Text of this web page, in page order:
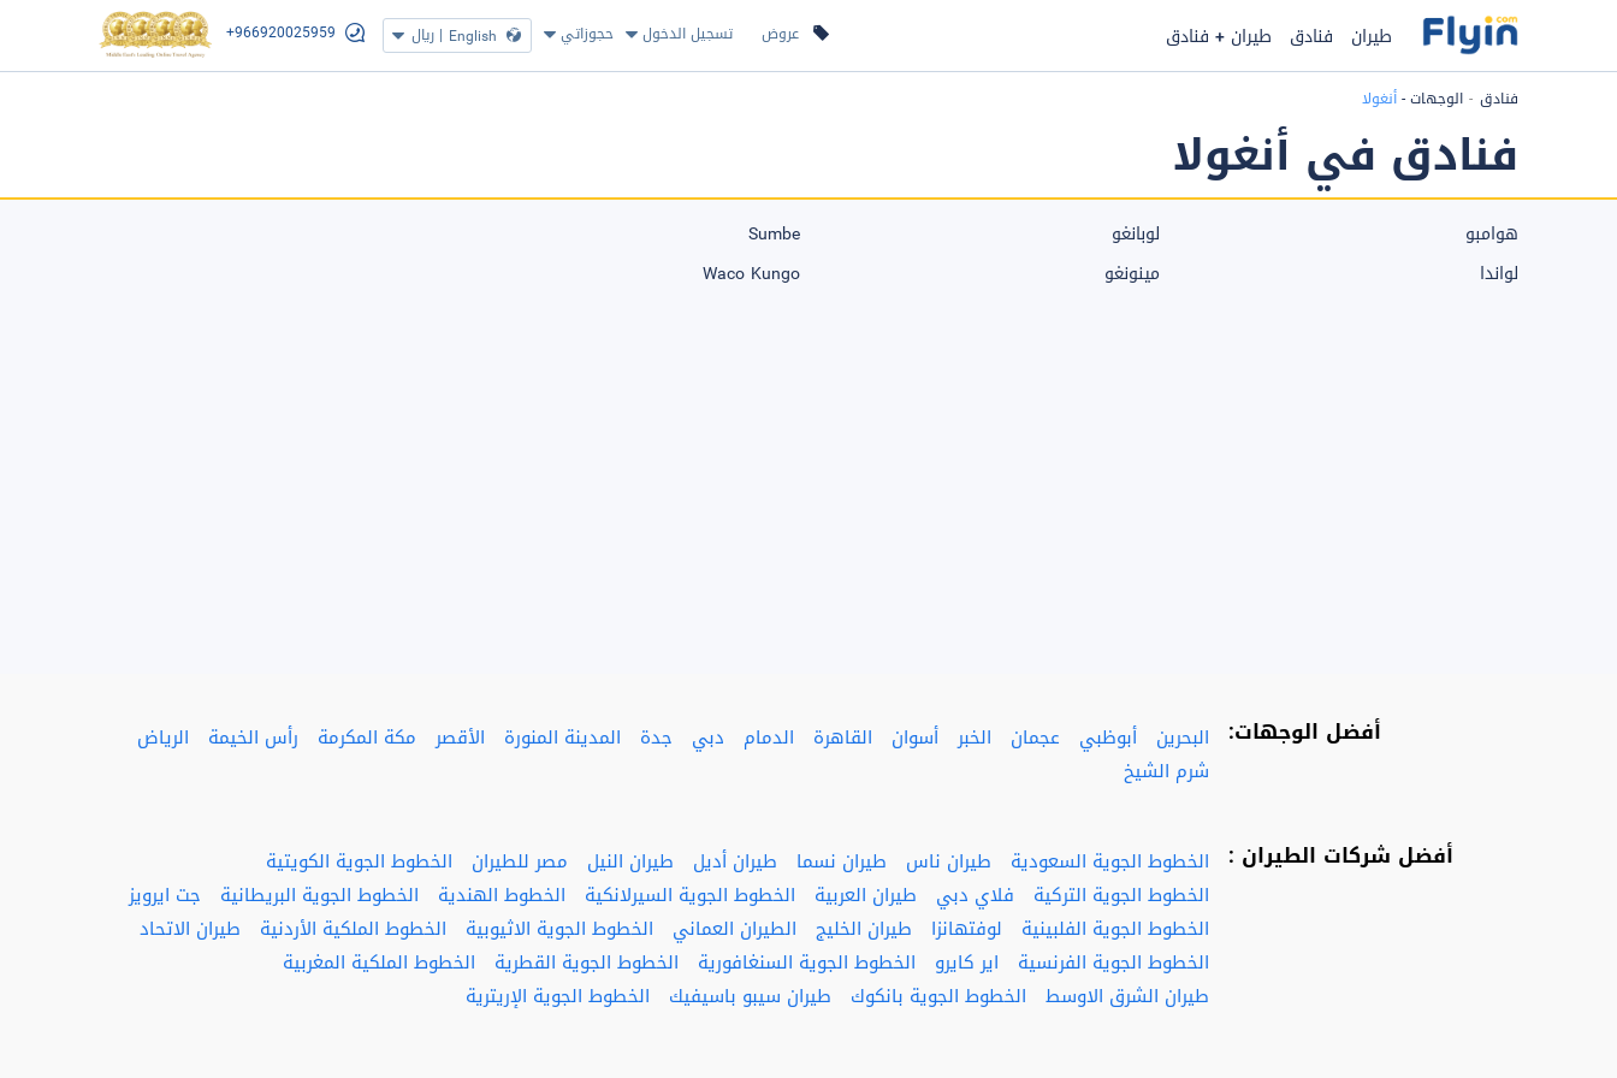
عروض تسجيل الدخول حجوزاتي English
| ريال +966920025959 طيران فنادق طيران + فنادق
فنادق الوجهات-أنغولا
فنادق في أنغولا
هوامبو
لواندا
لوبانغو
مينونغو
Sumbe
Waco Kungo
أفضل الوجهات: البحرين أبوظبي عجمان الخبر أسوان القاهرة الدمام دبي جدة المدينة المنورة الأقصر مكة المكرمة رأس الخيمة
الرياض
شرم الشيخ
أفضل شركات الطيران : الخطوط الجوية السعودية طيران ناس طيران نسما طيران أديل طيران النيل مصر للطيران
الخطوط الجوية الكويتية
الخطوط الجوية التركية
فلاي دبي طيران العربية الخطوط الجوية السيرلانكية الخطوط الهندية الخطوط الجوية البريطانية
جت ايرويز
الخطوط الجوية الفلبينية
لوفتهانزا طيران الخليج الطيران العماني الخطوط الجوية الاثيوبية الخطوط الملكية الأردنية
طيران الاتحاد
الخطوط الجوية الفرنسية
اير كايرو الخطوط الجوية السنغافورية الخطوط الجوية القطرية
الخطوط الملكية المغربية
طيران الشرق الاوسط
الخطوط الجوية بانكوك طيران سيبو باسيفيك الخطوط الجوية الإريترية